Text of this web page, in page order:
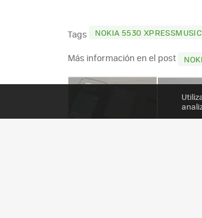
Tags NOKIA 5530 XPRESSMUSIC
Más información en el post